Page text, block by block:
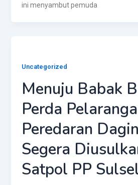
ini menyambut pemuda
Uncategorized
Menuju Babak
Perda
Peredaran
Segera
Satpol PP